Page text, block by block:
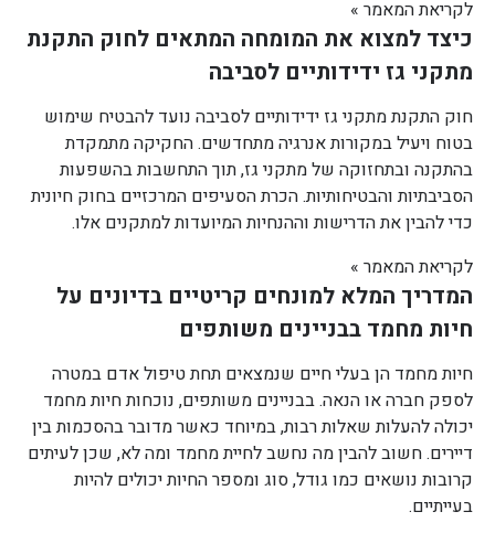
לקריאת המאמר »
כיצד למצוא את המומחה המתאים לחוק התקנת
מתקני גז ידידותיים לסביבה
חוק התקנת מתקני גז ידידותיים לסביבה נועד להבטיח שימוש
בטוח ויעיל במקורות אנרגיה מתחדשים. החקיקה מתמקדת
בהתקנה ובתחזוקה של מתקני גז, תוך התחשבות בהשפעות
הסביבתיות והבטיחותיות. הכרת הסעיפים המרכזיים בחוק חיונית
כדי להבין את הדרישות וההנחיות המיועדות למתקנים אלו.
לקריאת המאמר »
המדריך המלא למונחים קריטיים בדיונים על
חיות מחמד בבניינים משותפים
חיות מחמד הן בעלי חיים שנמצאים תחת טיפול אדם במטרה
לספק חברה או הנאה. בבניינים משותפים, נוכחות חיות מחמד
יכולה להעלות שאלות רבות, במיוחד כאשר מדובר בהסכמות בין
דיירים. חשוב להבין מה נחשב לחיית מחמד ומה לא, שכן לעיתים
קרובות נושאים כמו גודל, סוג ומספר החיות יכולים להיות
בעייתיים.